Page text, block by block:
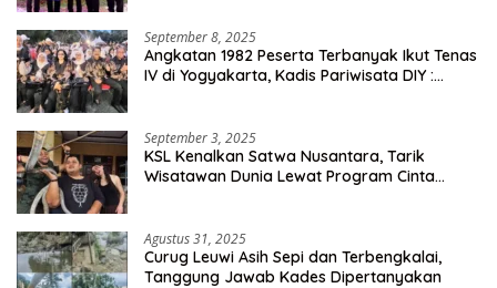
September 8, 2025
Angkatan 1982 Peserta Terbanyak Ikut Tenas
IV di Yogyakarta, Kadis Pariwisata DIY :
September 3, 2025
KSL Kenalkan Satwa Nusantara, Tarik
Wisatawan Dunia Lewat Program Cinta
Agustus 31, 2025
Curug Leuwi Asih Sepi dan Terbengkalai,
Tanggung Jawab Kades Dipertanyakan